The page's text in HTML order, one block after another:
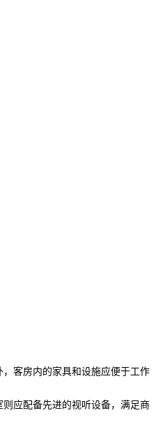
客房内的家具和设施应便于工作
应配备先进的视听设备，满足商